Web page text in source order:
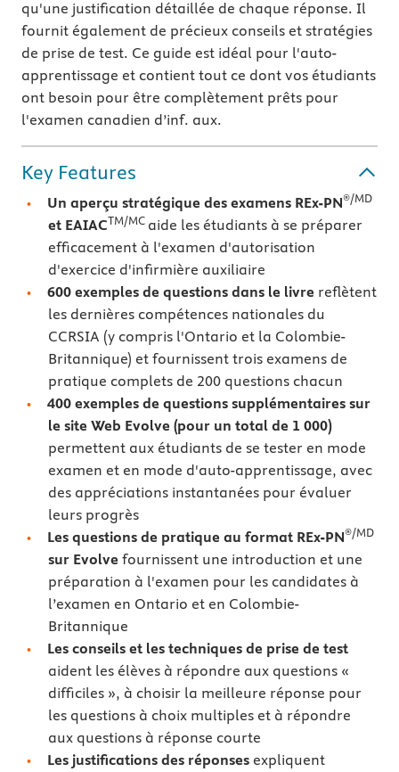
qu'une justification détaillée de chaque réponse. Il
fournit également de précieux conseils et stratégies
de prise de test. Ce guide est idéal pour l'auto-
apprentissage et contient tout ce dont vos étudiants
ont besoin pour être complètement prêts pour
l'examen canadien d’inf. aux.
Key Features
Un aperçu stratégique des examens REx-PN®/MD
et EAIACTM/MC aide les étudiants à se préparer
efficacement à l'examen d'autorisation
d'exercice d'infirmière auxiliaire
600 exemples de questions dans le livre reflètent
les dernières compétences nationales du
CCRSIA (y compris l'Ontario et la Colombie-
Britannique) et fournissent trois examens de
pratique complets de 200 questions chacun
400 exemples de questions supplémentaires sur
le site Web Evolve (pour un total de 1 000)
permettent aux étudiants de se tester en mode
examen et en mode d'auto-apprentissage, avec
des appréciations instantanées pour évaluer
leurs progrès
Les questions de pratique au format REx-PN®/MD
sur Evolve fournissent une introduction et une
préparation à l'examen pour les candidates à
l’examen en Ontario et en Colombie-
Britannique
Les conseils et les techniques de prise de test
aident les élèves à répondre aux questions «
difficiles », à choisir la meilleure réponse pour
les questions à choix multiples et à répondre
aux questions à réponse courte
Les justifications des réponses expliquent